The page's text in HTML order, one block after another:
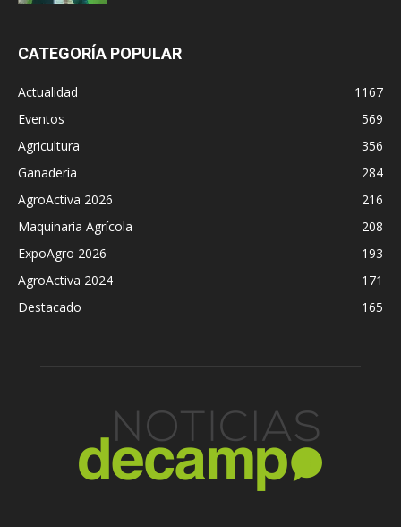
CATEGORÍA POPULAR
Actualidad
1167
Eventos
569
Agricultura
356
Ganadería
284
AgroActiva 2026
216
Maquinaria Agrícola
208
ExpoAgro 2026
193
AgroActiva 2024
171
Destacado
165